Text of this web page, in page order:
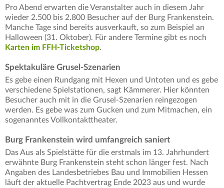
Pro Abend erwarten die Veranstalter auch in diesem Jahr
wieder 2.500 bis 2.800 Besucher auf der Burg Frankenstein.
Manche Tage sind bereits ausverkauft, so zum Beispiel an
Halloween (31. Oktober). Für andere Termine gibt es noch
Karten im FFH-Ticketshop.
Spektakuläre Grusel-Szenarien
Es gebe einen Rundgang mit Hexen und Untoten und es gebe
verschiedene Spielstationen, sagt Kämmerer. Hier könnten
Besucher auch mit in die Grusel-Szenarien reingezogen
werden. Es gebe was zum Gucken und zum Mitmachen, ein
sogenanntes Vollkontakttheater.
Burg Frankenstein wird umfangreich saniert
Das Aus als Spielstätte für die erstmals im 13. Jahrhundert
erwähnte Burg Frankenstein steht schon länger fest. Nach
Angaben des Landesbetriebes Bau und Immobilien Hessen
läuft der aktuelle Pachtvertrag Ende 2023 aus und wurde